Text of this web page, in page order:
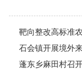
靶向整改高标准
石会镇开展境外
蓬东乡麻田村召